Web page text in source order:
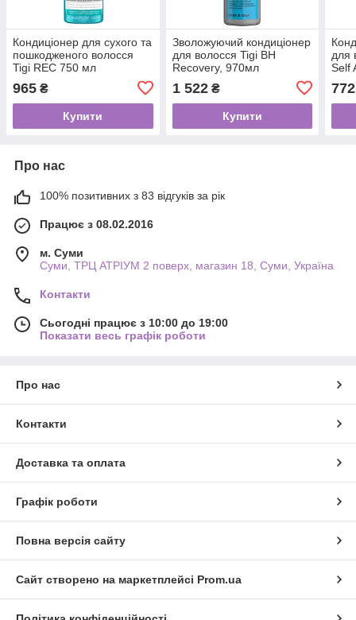
Кондиціонер для сухого та
пошкодженого волосся
Tigi REC 750 мл
965 ₴
Купити
Зволожуючий кондиціонер
для волосся Tigi BH
Recovery, 970мл
1 522₴
Купити
для
Self
772
Про нас
100% позитивних з 83 відгуків за рік
Працює з 08.02.2016
м. Суми
Суми, ТРЦ АТРІУМ 2 поверх, магазин 18, Суми, Україна
Контакти
Сьогодні працює з 10:00 до 19:00
Показати весь графік роботи
Про нас
Контакти
Доставка та оплата
Графік роботи
Повна версія сайту
Сайт створено на маркетплейсі Prom.ua